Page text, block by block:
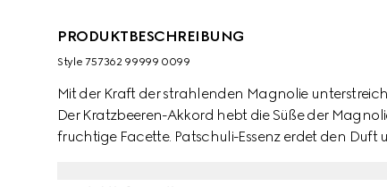
PRODUKTBESCHREIBUNG
Style ‎757362 99999 0099
Mit der Kraft der strahlenden Magnolie
Der Kratzbeeren-Akkord hebt die Süße der
fruchtige Facette. Patschuli-Essenz erdet den Duft